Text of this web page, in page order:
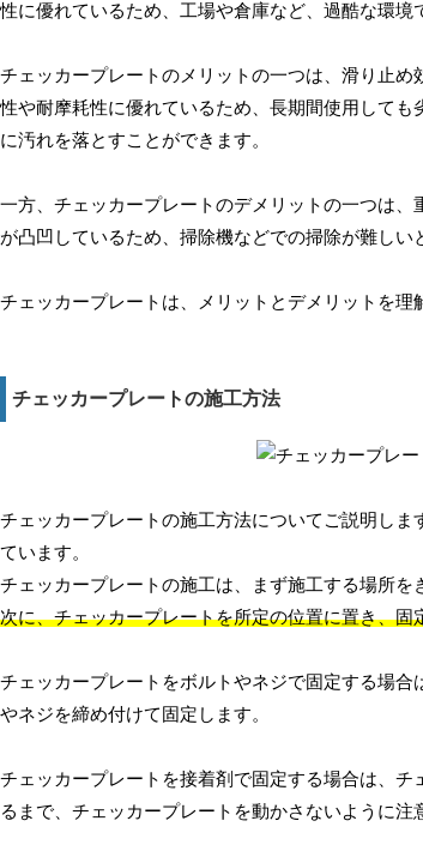
性に優れているため、工場や倉庫など、過酷な環境
チェッカープレートのメリットの一つは、滑り止
性や耐摩耗性に優れているため、長期間使用して
に汚れを落とすことができます。
一方、チェッカープレートのデメリットの一つは
が凸凹しているため、掃除機などでの掃除が難し
チェッカープレートは、メリットとデメリットを理
チェッカープレートの施工方法
チェッカープレートの施工方法についてご説明し
ています。
チェッカープレートの施工は、まず施工する場所を
次に、チェッカープレートを所定の位置に置き、
チェッカープレートをボルトやネジで固定する場
やネジを締め付けて固定します。
チェッカープレートを接着剤で固定する場合は、
るまで、チェッカープレートを動かさないように注